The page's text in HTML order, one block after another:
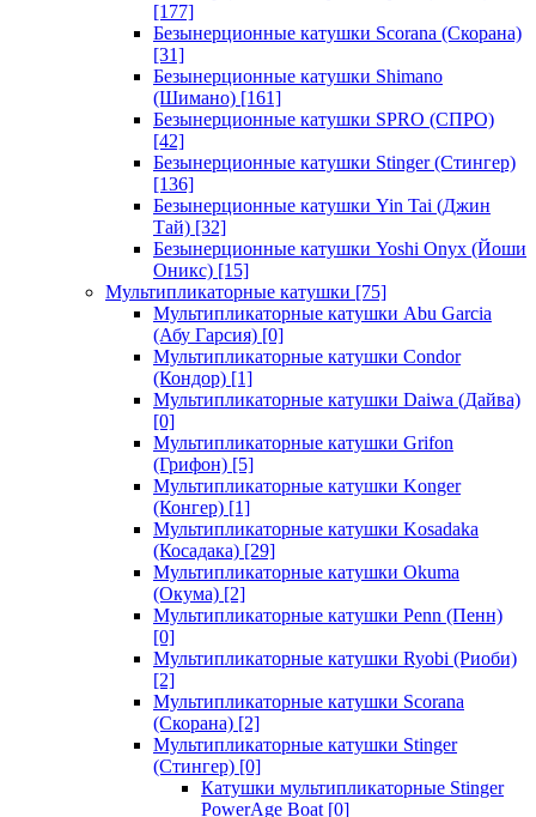
[177]
Безынерционные катушки Scorana (Скорана)
[31]
Безынерционные катушки Shimano
(Шимано) [161]
Безынерционные катушки SPRO (СПРО)
[42]
Безынерционные катушки Stinger (Стингер)
[136]
Безынерционные катушки Yin Tai (Джин
Тай) [32]
Безынерционные катушки Yoshi Onyx (Йоши
Оникс) [15]
Мультипликаторные катушки [75]
Мультипликаторные катушки Abu Garcia
(Абу Гарсия) [0]
Мультипликаторные катушки Condor
(Кондор) [1]
Мультипликаторные катушки Daiwa (Дайва)
[0]
Мультипликаторные катушки Grifon
(Грифон) [5]
Мультипликаторные катушки Konger
(Конгер) [1]
Мультипликаторные катушки Kosadaka
(Косадака) [29]
Мультипликаторные катушки Okuma
(Окума) [2]
Мультипликаторные катушки Penn (Пенн)
[0]
Мультипликаторные катушки Ryobi (Риоби)
[2]
Мультипликаторные катушки Scorana
(Скорана) [2]
Мультипликаторные катушки Stinger
(Стингер) [0]
Катушки мультипликаторные Stinger
PowerAge Boat [0]